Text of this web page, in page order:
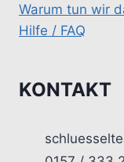
Warum tun wir
Hilfe / FAQ
KONTAKT